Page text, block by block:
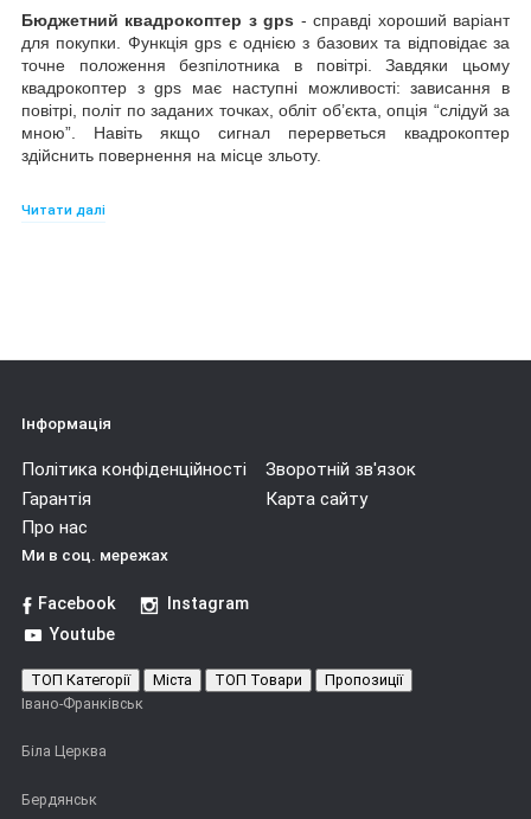
Бюджетний квадрокоптер з gps - справді хороший варіант
для покупки. Функція gps є однією з базових та відповідає за
точне положення безпілотника в повітрі. Завдяки цьому
квадрокоптер з gps має наступні можливості: зависання в
повітрі, політ по заданих точках, обліт об’єкта, опція “слідуй за
мною”. Навіть якщо сигнал перерветься квадрокоптер
здійснить повернення на місце зльоту.
Квадрокоптер gps купити
асортименту моделей представлених на нашому сайті
виробника, проте навіть в бюджетному сигменті можна знайти
Вивирішили купити дрон жпс? Тоді вам достатньо
зателефонувати або залишити заявку на нашому сайті та
менеджери оберуть підходящий варіант саме для вас.
Читати далі
Інформація
Політика конфіденційності
Зворотній зв'язок
Гарантія
Карта сайту
Про нас
Ми в соц. мережах
Facebook
Instagram
Youtube
ТОП Категорії Міста ТОП Товари
Пропозиції
Івано-Франківськ
Біла Церква
Бердянськ